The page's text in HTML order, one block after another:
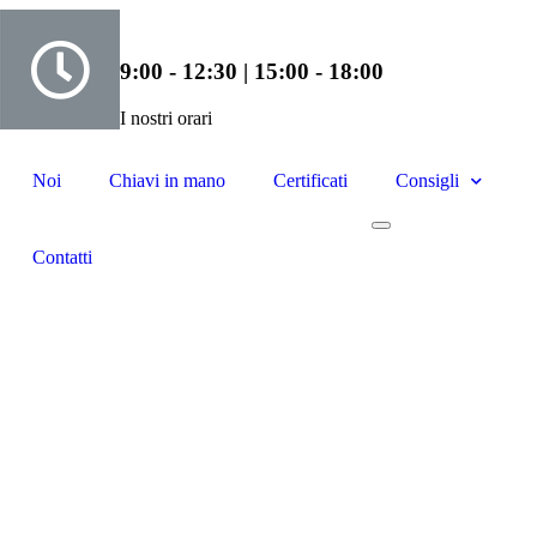
9:00 - 12:30 | 15:00 - 18:00
I nostri orari
Noi Chiavi in mano Certificati Consigli
Contatti